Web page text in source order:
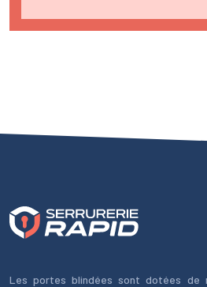
Les portes blindées sont dotées de